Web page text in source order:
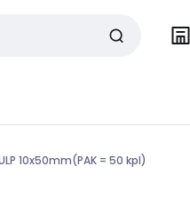
10x50mm(PAK = 50 kpl)